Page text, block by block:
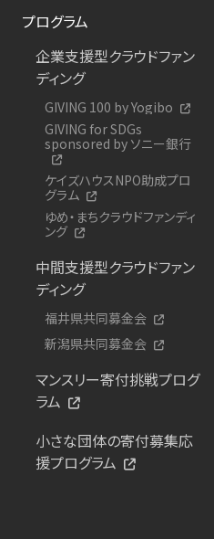
プログラム
企業支援型クラウドファン
ディング
GIVING 100 by Yogibo
GIVING for SDGs
sponsored by ソニー銀行
ケイズハウスNPO助成プロ
グラム
ゆめ・まちクラウドファンディ
ング
中間支援型クラウドファン
ディング
福井県共同募金会
新潟県共同募金会
マンスリー寄付挑戦プログ
ラム
小さな団体の寄付募集応
援プログラム